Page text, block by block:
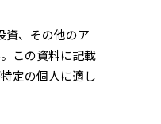
資、その他のア
この資料に記載
定の個人に適し